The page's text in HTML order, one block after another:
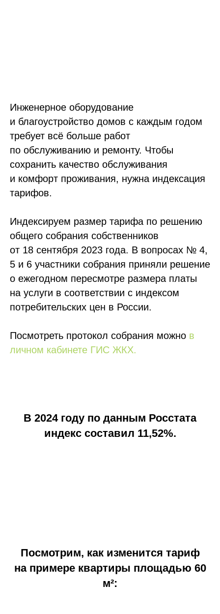
Инженерное оборудование
и благоустройство домов с каждым годом
требует всё больше работ
по обслуживанию и ремонту. Чтобы
сохранить качество обслуживания
и комфорт проживания, нужна индексация
тарифов.
Индексируем размер тарифа по решению
общего собрания собственников
от 18 сентября 2023 года. В вопросах № 4,
5 и 6 участники собрания приняли решение
о ежегодном пересмотре размера платы
на услуги в соответствии с индексом
потребительских цен в России.
Посмотреть протокол собрания можно в
личном кабинете ГИС ЖКХ.
В 2024 году по данным Росстата
индекс составил 11,52%.
Посмотрим, как изменится тариф
на примере квартиры площадью 60
м²: